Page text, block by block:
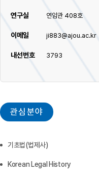
연구실 연암관 408호
이메일 ji883@ajou.ac.kr
내선번호 3793
관심분야
기초법(법제사)
Korean Legal History